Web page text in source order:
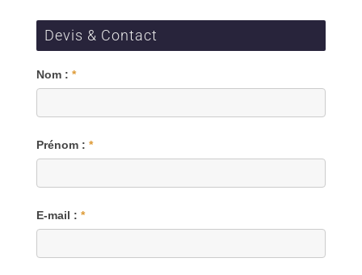
Devis & Contact
Blog
Nom : *
Prénom : *
E-mail : *